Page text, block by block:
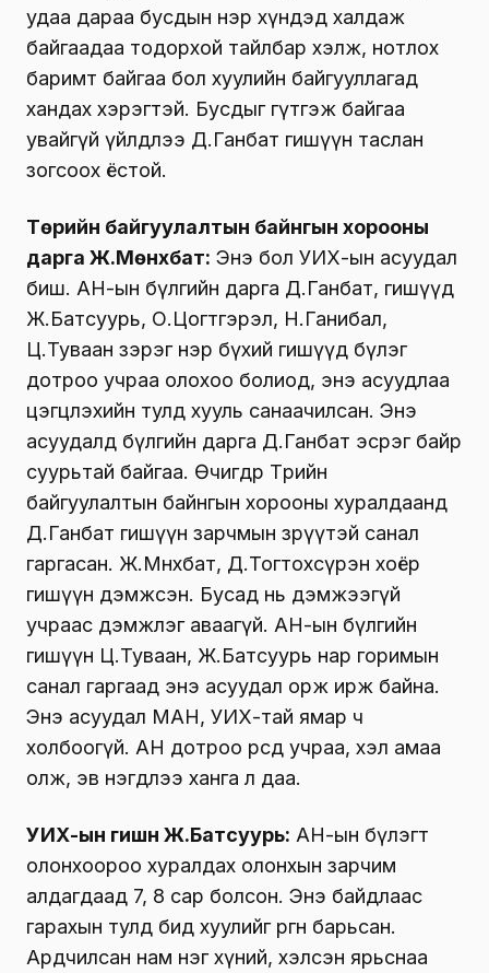
удаа дараа бусдын нэр хүндэд халдаж
байгаадаа тодорхой тайлбар хэлж, нотлох
баримт байгаа бол хуулийн байгууллагад
хандах хэрэгтэй. Бусдыг гүтгэж байгаа
увайгүй үйлдлээ Д.Ганбат гишүүн таслан
зогсоох ёстой.
Төрийн байгуулалтын байнгын хорооны
дарга Ж.Мөнхбат: Энэ бол УИХ-ын асуудал
биш. АН-ын бүлгийн дарга Д.Ганбат, гишүүд
Ж.Батсуурь, О.Цогтгэрэл, Н.Ганибал,
Ц.Туваан зэрэг нэр бүхий гишүүд бүлэг
дотроо учраа олохоо болиод, энэ асуудлаа
цэгцлэхийн тулд хууль санаачилсан. Энэ
асуудалд бүлгийн дарга Д.Ганбат эсрэг байр
суурьтай байгаа. Өчигдөр Төрийн
байгуулалтын байнгын хорооны хуралдаанд
Д.Ганбат гишүүн зарчмын зөрүүтэй санал
гаргасан. Ж.Мөнхбат, Д.Тогтохсүрэн хоёр
гишүүн дэмжсэн. Бусад нь дэмжээгүй
учраас дэмжлэг аваагүй. АН-ын бүлгийн
гишүүн Ц.Туваан, Ж.Батсуурь нар горимын
санал гаргаад энэ асуудал орж ирж байна.
Энэ асуудал МАН, УИХ-тай ямар ч
холбоогүй. АН дотроо өөрсдөө учраа, хэл амаа
олж, эв нэгдлээ ханга л даа.
УИХ-ын гишүүн Ж.Батсуурь: АН-ын бүлэгт
олонхоороо хуралдах олонхын зарчим
алдагдаад 7, 8 сар болсон. Энэ байдлаас
гарахын тулд бид хуулийг өргөн барьсан.
Ардчилсан нам нэг хүний, хэлсэн ярьснаа